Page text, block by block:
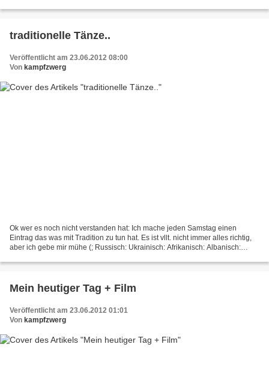
traditionelle Tänze..
Veröffentlicht am 23.06.2012 08:00
Von kampfzwerg
Ok wer es noch nicht verstanden hat: Ich mache jeden Samstag einen
Eintrag das was mit Tradition zu tun hat. Es ist vllt. nicht immer alles richtig,
aber ich gebe mir mühe (; Russisch: Ukrainisch: Afrikanisch: Albanisch:
Mein heutiger Tag + Film
Veröffentlicht am 23.06.2012 01:01
Von kampfzwerg